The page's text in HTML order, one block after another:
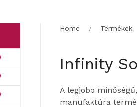
Home Termékek
Infinity
A legjobb
manufaktúra